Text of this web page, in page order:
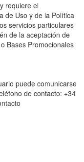
requiere el
de Uso y de la Política
servicios particulares
de la aceptación de
Bases Promocionales
puede comunicarse
de contacto: +34